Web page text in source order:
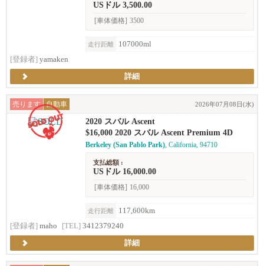
USドル 3,500.00
[車体価格] 3500
走行距離
107000ml
[登録者] yamaken
詳細
売ります 自動車 2026年07月08日(水)
2020 スバル Ascent
$16,000 2020 スバル Ascent Premium 4D
Berkeley (San Pablo Park), California, 94710
支払総額 :
USドル 16,000.00
[車体価格] 16,000
走行距離
117,600km
[登録者] maho [TEL] 3412379240
詳細